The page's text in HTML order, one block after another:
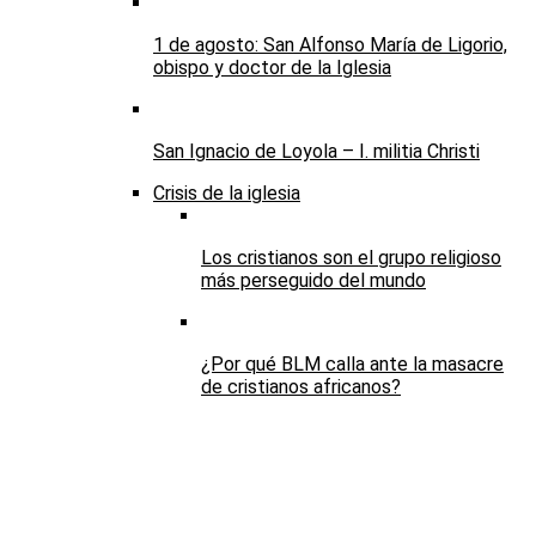
1 de agosto: San Alfonso María de Ligorio,
obispo y doctor de la Iglesia
San Ignacio de Loyola – I. militia Christi
Crisis de la iglesia
Los cristianos son el grupo religioso
más perseguido del mundo
¿Por qué BLM calla ante la masacre
de cristianos africanos?